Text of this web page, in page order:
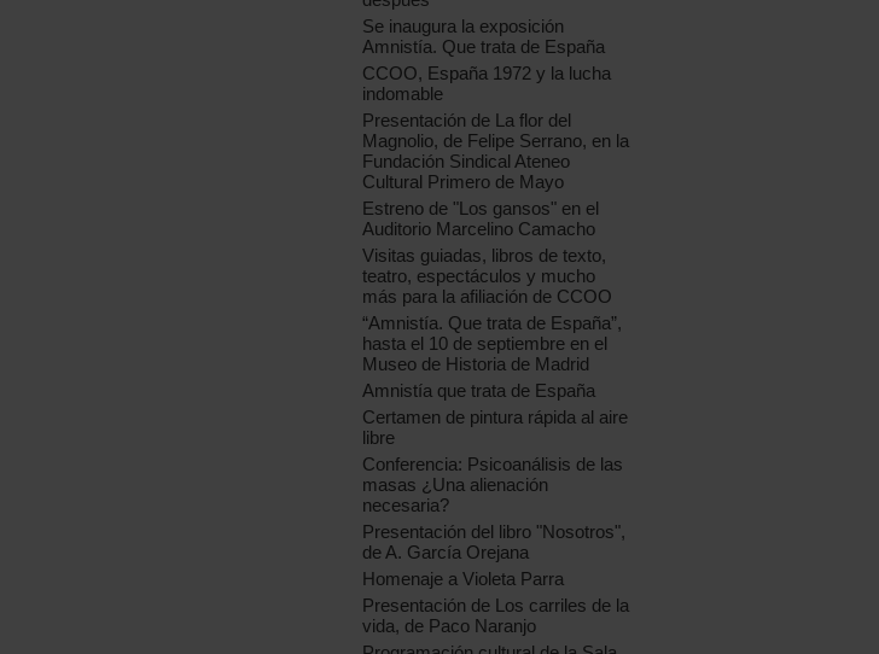
Se inaugura la exposición
Amnistía. Que trata de España
CCOO, España 1972 y la lucha
indomable
Presentación de La flor del
Magnolio, de Felipe Serrano, en la
Fundación Sindical Ateneo
Cultural Primero de Mayo
Estreno de "Los gansos" en el
Auditorio Marcelino Camacho
Visitas guiadas, libros de texto,
teatro, espectáculos y mucho
más para la afiliación de CCOO
“Amnistía. Que trata de España”,
hasta el 10 de septiembre en el
Museo de Historia de Madrid
Amnistía que trata de España
Certamen de pintura rápida al aire
libre
Conferencia: Psicoanálisis de las
masas ¿Una alienación
necesaria?
Presentación del libro "Nosotros",
de A. García Orejana
Homenaje a Violeta Parra
Presentación de Los carriles de la
vida, de Paco Naranjo